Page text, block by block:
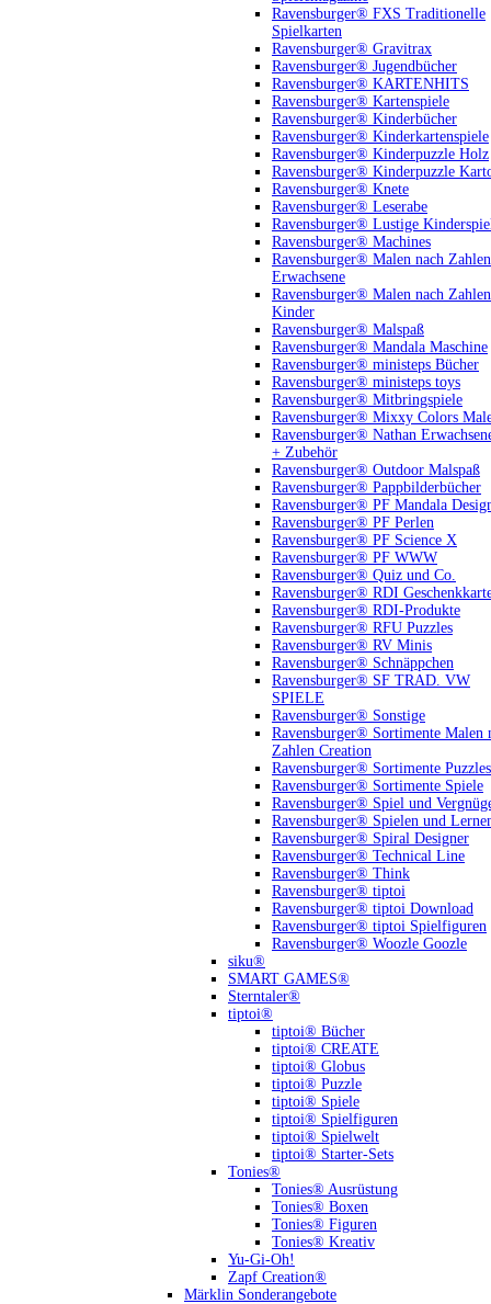
Ravensburger® FXS Traditionelle
Spielkarten
Ravensburger® Gravitrax
Ravensburger® Jugendbücher
Ravensburger® KARTENHITS
Ravensburger® Kartenspiele
Ravensburger® Kinderbücher
Ravensburger® Kinderkartenspiele
Ravensburger® Kinderpuzzle Holz
Ravensburger® Kinderpuzzle
Ravensburger® Knete
Ravensburger® Leserabe
Ravensburger® Lustige
Ravensburger® Machines
Ravensburger® Malen nach Zahlen
Erwachsene
Ravensburger® Malen nach Zahlen
Kinder
Ravensburger® Malspaß
Ravensburger® Mandala Maschine
Ravensburger® ministeps Bücher
Ravensburger® ministeps toys
Ravensburger® Mitbringspiele
Ravensburger® Mixxy Colors
Ravensburger® Nathan
+ Zubehör
Ravensburger® Outdoor Malspaß
Ravensburger® Pappbilderbücher
Ravensburger® PF Mandala
Ravensburger® PF Perlen
Ravensburger® PF Science X
Ravensburger® PF WWW
Ravensburger® Quiz und Co.
Ravensburger® RDI
Ravensburger® RDI-Produkte
Ravensburger® RFU Puzzles
Ravensburger® RV Minis
Ravensburger® Schnäppchen
Ravensburger® SF TRAD. VW
SPIELE
Ravensburger® Sonstige
Ravensburger® Sortimente Malen
Zahlen Creation
Ravensburger® Sortimente Puzzles
Ravensburger® Sortimente Spiele
Ravensburger® Spiel und
Ravensburger® Spielen und
Ravensburger® Spiral Designer
Ravensburger® Technical Line
Ravensburger® Think
Ravensburger® tiptoi
Ravensburger® tiptoi Download
Ravensburger® tiptoi Spielfiguren
Ravensburger® Woozle Goozle
siku®
SMART GAMES®
Sterntaler®
tiptoi®
tiptoi® Bücher
tiptoi® CREATE
tiptoi® Globus
tiptoi® Puzzle
tiptoi® Spiele
tiptoi® Spielfiguren
tiptoi® Spielwelt
tiptoi® Starter-Sets
Tonies®
Tonies® Ausrüstung
Tonies® Boxen
Tonies® Figuren
Tonies® Kreativ
Yu-Gi-Oh!
Zapf Creation®
Märklin Sonderangebote